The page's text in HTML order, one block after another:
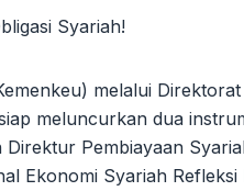
melalui
meluncurkan dua
Pembiayaan
Ekonomi Syariah Refleksi